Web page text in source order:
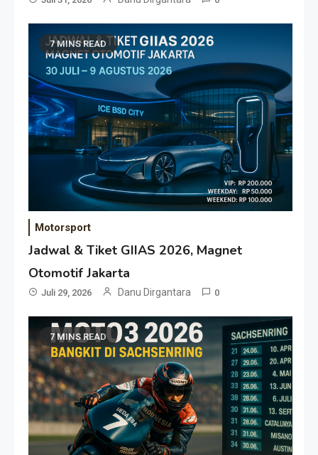
7 MINS READ
Motorsport
Jadwal & Tiket GIIAS 2026, Magnet
Otomotif Jakarta
Juli 29, 2026 Danu Dirgantara 0
7 MINS READ